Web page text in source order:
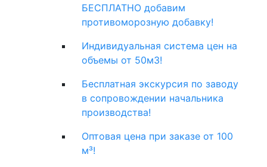
БЕСПЛАТНО добавим
противоморозную добавку!
Индивидуальная система цен на
объемы от 50м3!
Бесплатная экскурсия по заводу
в сопровождении начальника
производства!
Оптовая цена при заказе от 100
м³!